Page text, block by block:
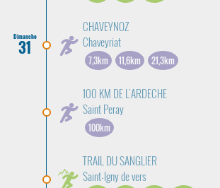
Dimanche
31
CHAVEYNOZ
Chaveyriat
7,3km 11,6km 21,3km
100 KM DE L'ARDECHE
Saint Peray
100km
TRAIL DU SANGLIER
Saint-Igny de vers